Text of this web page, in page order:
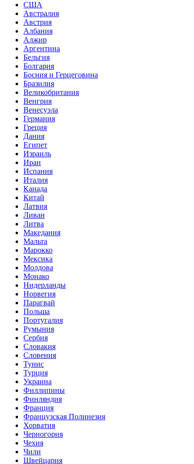
США
Австралия
Австрия
Албания
Алжир
Аргентина
Бельгия
Болгария
Босния и Герцеговина
Бразилия
Великобритания
Венгрия
Венесуэла
Германия
Греция
Дания
Египет
Израиль
Иран
Испания
Италия
Канада
Китай
Латвия
Ливан
Литва
Македания
Мальта
Марокко
Мексика
Молдова
Монако
Нидерланды
Норвегия
Парагвай
Польша
Португалия
Румыния
Сербия
Словакия
Словения
Тунис
Турция
Украина
Филлипины
Финляндия
Франция
Французская Полинезия
Хорватия
Черногория
Чехия
Чили
Швейцария